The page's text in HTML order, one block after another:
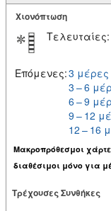
Χιονόπτωση
Τελευταίες:
Επόμενες:3 μέρες
3 – 6
6 – 9
9 – 12
12 – 16
Μακροπρόθεσμοι
διαθέσιμοι μόνο για
Tρέχουσες Συνθήκες